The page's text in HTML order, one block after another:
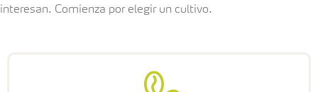
interesan. Comienza por elegir un cultivo.